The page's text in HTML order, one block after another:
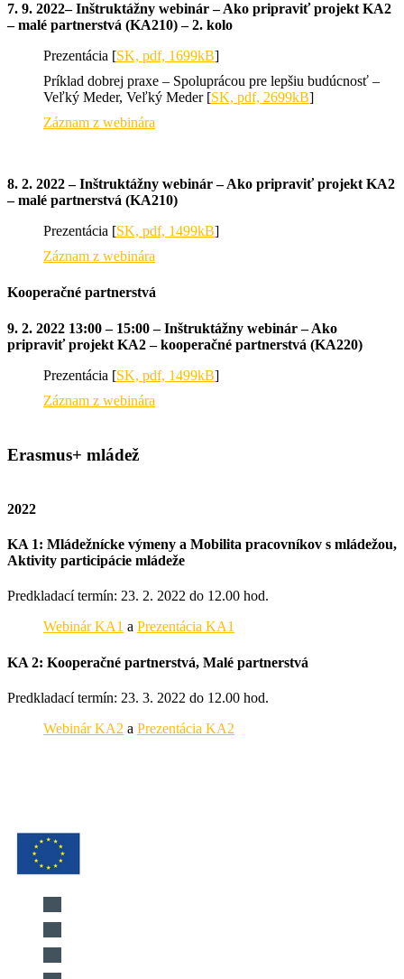
7. 9. 2022– Inštruktážny webinár – Ako pripraviť projekt KA2
– malé partnerstvá (KA210) – 2. kolo
Prezentácia [SK, pdf, 1699kB]
Príklad dobrej praxe – Spoluprácou pre lepšiu budúcnosť –
Veľký Meder, Veľký Meder [SK, pdf, 2699kB]
Záznam z webinára
8. 2. 2022 – Inštruktážny webinár – Ako pripraviť projekt KA2
– malé partnerstvá (KA210)
Prezentácia [SK, pdf, 1499kB]
Záznam z webinára
Kooperačné partnerstvá
9. 2. 2022 13:00 – 15:00 – Inštruktážny webinár – Ako
pripraviť projekt KA2 – kooperačné partnerstvá (KA220)
Prezentácia [SK, pdf, 1499kB]
Záznam z webinára
Erasmus+ mládež
2022
KA 1: Mládežnícke výmeny a Mobilita pracovníkov s mládežou,
Aktivity participácie mládeže
Predkladací termín: 23. 2. 2022 do 12.00 hod.
Webinár KA1 a Prezentácia KA1
KA 2: Kooperačné partnerstvá, Malé partnerstvá
Predkladací termín: 23. 3. 2022 do 12.00 hod.
Webinár KA2 a Prezentácia KA2